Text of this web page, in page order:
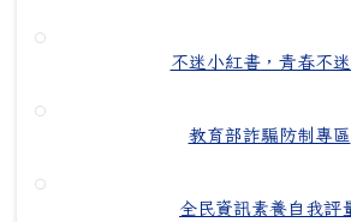
不迷小紅書，青春不
教育部詐騙防制專區
全民資訊素養自我評